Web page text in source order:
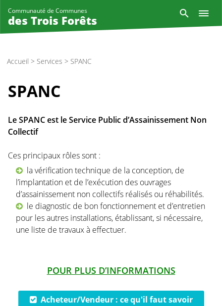
Communauté de Communes
des Trois Forêts
Accueil > Services > SPANC
SPANC
Le SPANC est le Service Public d’Assainissement Non
Collectif
Ces principaux rôles sont :
la vérification technique de la conception, de
l’implantation et de l’exécution des ouvrages
d’assainissement non collectifs réalisés ou réhabilités.
le diagnostic de bon fonctionnement et d’entretien
pour les autres installations, établissant, si nécessaire,
une liste de travaux à effectuer.
POUR PLUS D’INFORMATIONS
Acheteur/Vendeur : ce qu'il faut savoir